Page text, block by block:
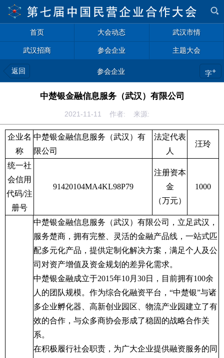
首页 大会动态 武汉市情
武汉招商 参会企业 主题大会
返回 参会企业 字+
中楚银金融信息服务（武汉）有限公司
2021-11-11 作者: 来源:
企业名
称
中楚银金融信息服务（武汉）有
限公司
法定代表
人
汪玲
统一社
会信用
代码/注
册号
91420104MA4KL98P79
注册资本
金
（万元）
1000
中楚银金融信息服务（武汉）有限公司，立足武汉，
服务楚商，拥有完整、灵活的金融产品线，一站式匹
配多元化产品，提供定制化解决方案，满足个人及公
司对资产增值及资金规划的差异化需求。
中楚银金融成立于2015年10月 30日，目前拥有100余
人的团队规模。作为综合化融资平台，“中楚银”与诸
多企业孵化器、高新创业园区、物流产业园建立了有
效的合作，与众多商协会形成了稳固的战略合作关
系。
在积极履行社会职责，为广大企业提供融资服务的同